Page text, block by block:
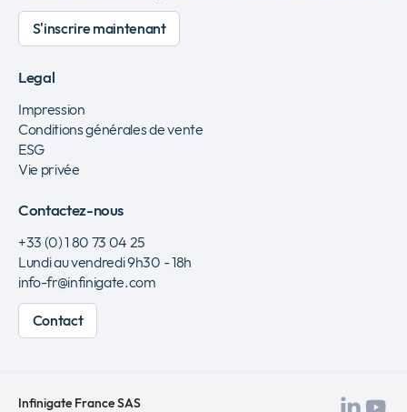
S'inscrire maintenant
Legal
Impression
Conditions générales de vente
ESG
Vie privée
Contactez-nous
+33 (0) 1 80 73 04 25
Lundi au vendredi 9h30 - 18h
info-fr@infinigate.com
Contact
Infinigate France SAS